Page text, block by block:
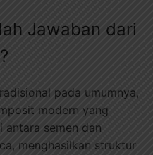
Jawaban dari
pada umumnya,
modern yang
semen dan
menghasilkan struktur